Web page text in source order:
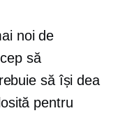
noi de
să
să își dea
pentru